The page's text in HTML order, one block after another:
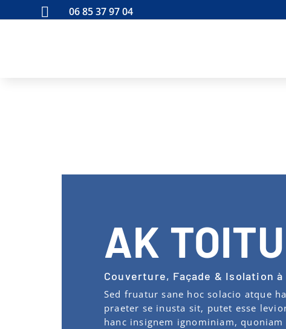
 06 85 37 97 04
AK
Couverture, Façade & Isolation à
Sed fruatur sane hoc solacio atque
praeter se inusta sit, putet esse
hanc insignem ignominiam,